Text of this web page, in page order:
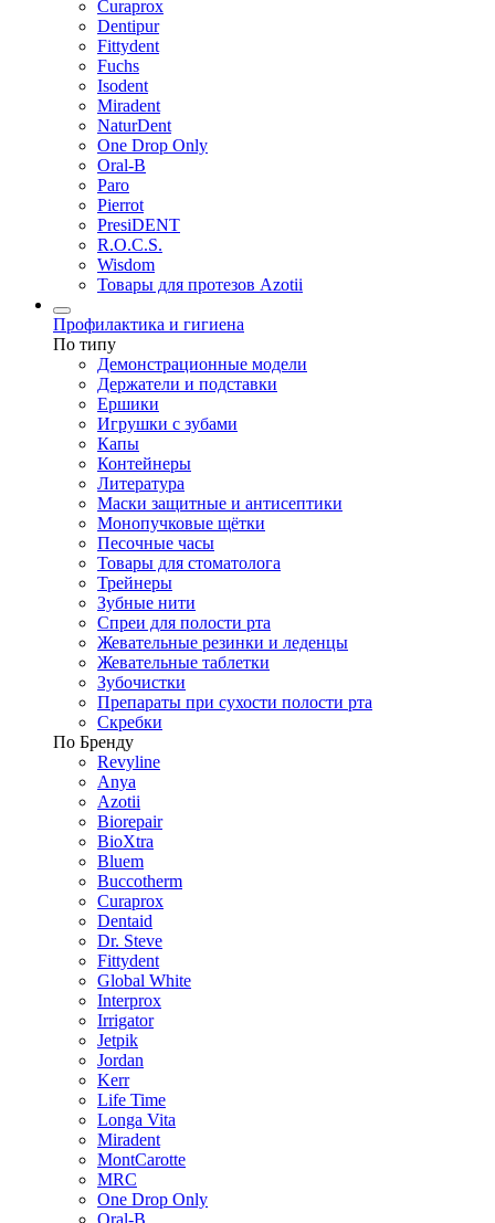
Curaprox
Dentipur
Fittydent
Fuchs
Isodent
Miradent
NaturDent
One Drop Only
Oral-B
Paro
Pierrot
PresiDENT
R.O.C.S.
Wisdom
Товары для протезов Azotii
Профилактика и гигиена
По типу
Демонстрационные модели
Держатели и подставки
Ершики
Игрушки с зубами
Капы
Контейнеры
Литература
Маски защитные и антисептики
Монопучковые щётки
Песочные часы
Товары для стоматолога
Трейнеры
Зубные нити
Спреи для полости рта
Жевательные резинки и леденцы
Жевательные таблетки
Зубочистки
Препараты при сухости полости рта
Скребки
По Бренду
Revyline
Anya
Azotii
Biorepair
BioXtra
Bluem
Buccotherm
Curaprox
Dentaid
Dr. Steve
Fittydent
Global White
Interprox
Irrigator
Jetpik
Jordan
Kerr
Life Time
Longa Vita
Miradent
MontCarotte
MRC
One Drop Only